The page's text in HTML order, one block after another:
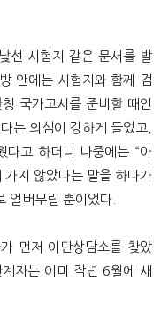
선 시험지 같은 문서를 발
안에는 시험지와 함께 검
국가고시를 준비할 때인
는 의심이 강하게 들었고,
다고 하더니 나중에는 “아
지 않았다는 말을 하다가
얼버무릴 뿐이었다.
먼저 이단상담소를 찾았
자는 이미 작년 6월에 새